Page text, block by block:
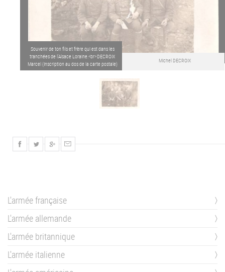
Souvenir de ton fils et frère qui est dans les
tranchées de l'Alsace Loraine.<br>DECROIX
Marcel (Inscription au dos de la carte postale)
Michel DECROIX
L'armée française
L'armée allemande
L'armée britannique
L'armée italienne